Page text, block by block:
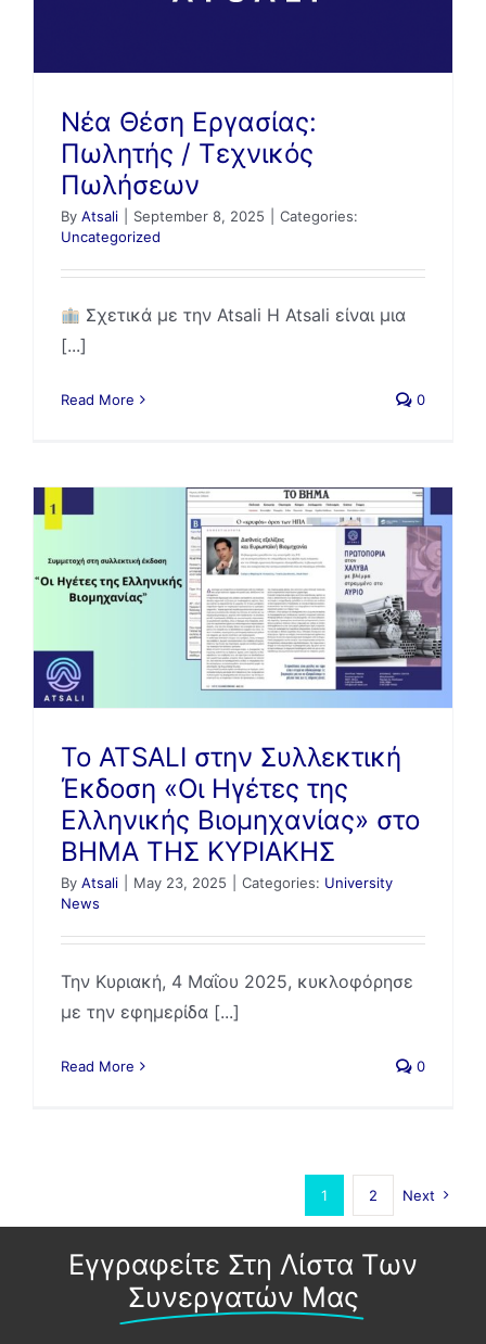
Νέα Θέση Εργασίας:
Πωλητής / Τεχνικός
Πωλήσεων
By Atsali September 8, 2025
Categories:
Uncategorized
Σχετικά με την Atsali Η Atsali είναι μια
[...]
Read More 0
Το ATSALI στην Συλλεκτική
Έκδοση «Οι Ηγέτες της
Ελληνικής Βιομηχανίας» στο
ΒΗΜΑ ΤΗΣ ΚΥΡΙΑΚΗΣ
By Atsali May 23, 2025 Categories: University
News
Την Κυριακή, 4 Μαΐου 2025, κυκλοφόρησε
με την εφημερίδα [...]
Read More 0
1 2 Next
Εγγραφείτε Στη Λίστα Των
Συνεργατών Μας